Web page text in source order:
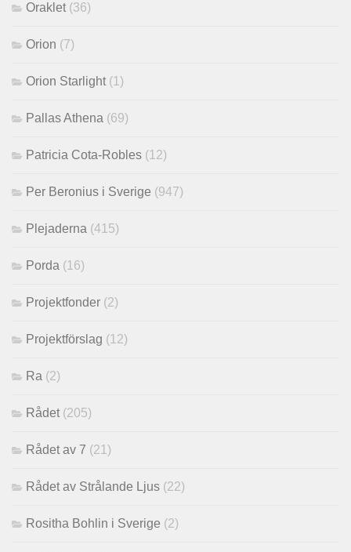
Oraklet (36)
Orion (7)
Orion Starlight (1)
Pallas Athena (69)
Patricia Cota-Robles (12)
Per Beronius i Sverige (947)
Plejaderna (415)
Porda (16)
Projektfonder (2)
Projektförslag (12)
Ra (2)
Rådet (205)
Rådet av 7 (21)
Rådet av Strålande Ljus (22)
Rositha Bohlin i Sverige (2)